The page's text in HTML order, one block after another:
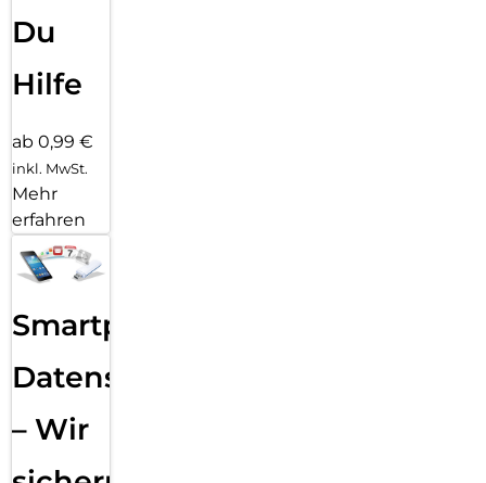
Du
Hilfe
ab 0,99 €
inkl. MwSt.
Mehr
erfahren
Smartphone
Datensicherung
– Wir